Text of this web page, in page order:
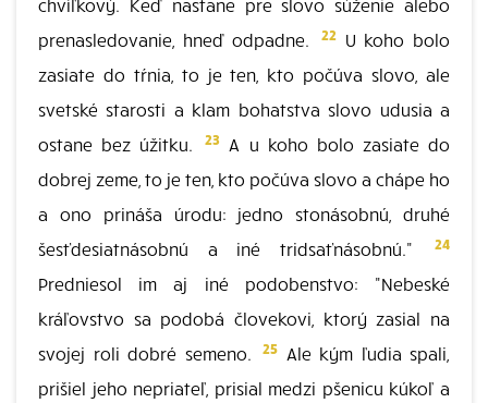
chvíľkový. Keď nastane pre slovo súženie alebo
prenasledovanie, hneď odpadne.
22 U koho bolo
zasiate do tŕnia, to je ten, kto počúva slovo, ale
svetské starosti a klam bohatstva slovo udusia a
ostane bez úžitku.
23 A u koho bolo zasiate do
dobrej zeme, to je ten, kto počúva slovo a chápe ho
a ono prináša úrodu: jedno stonásobnú, druhé
šesťdesiatnásobnú a iné tridsaťnásobnú."
24
Predniesol im aj iné podobenstvo: "Nebeské
kráľovstvo sa podobá človekovi, ktorý zasial na
svojej roli dobré semeno.
25 Ale kým ľudia spali,
prišiel jeho nepriateľ, prisial medzi pšenicu kúkoľ a